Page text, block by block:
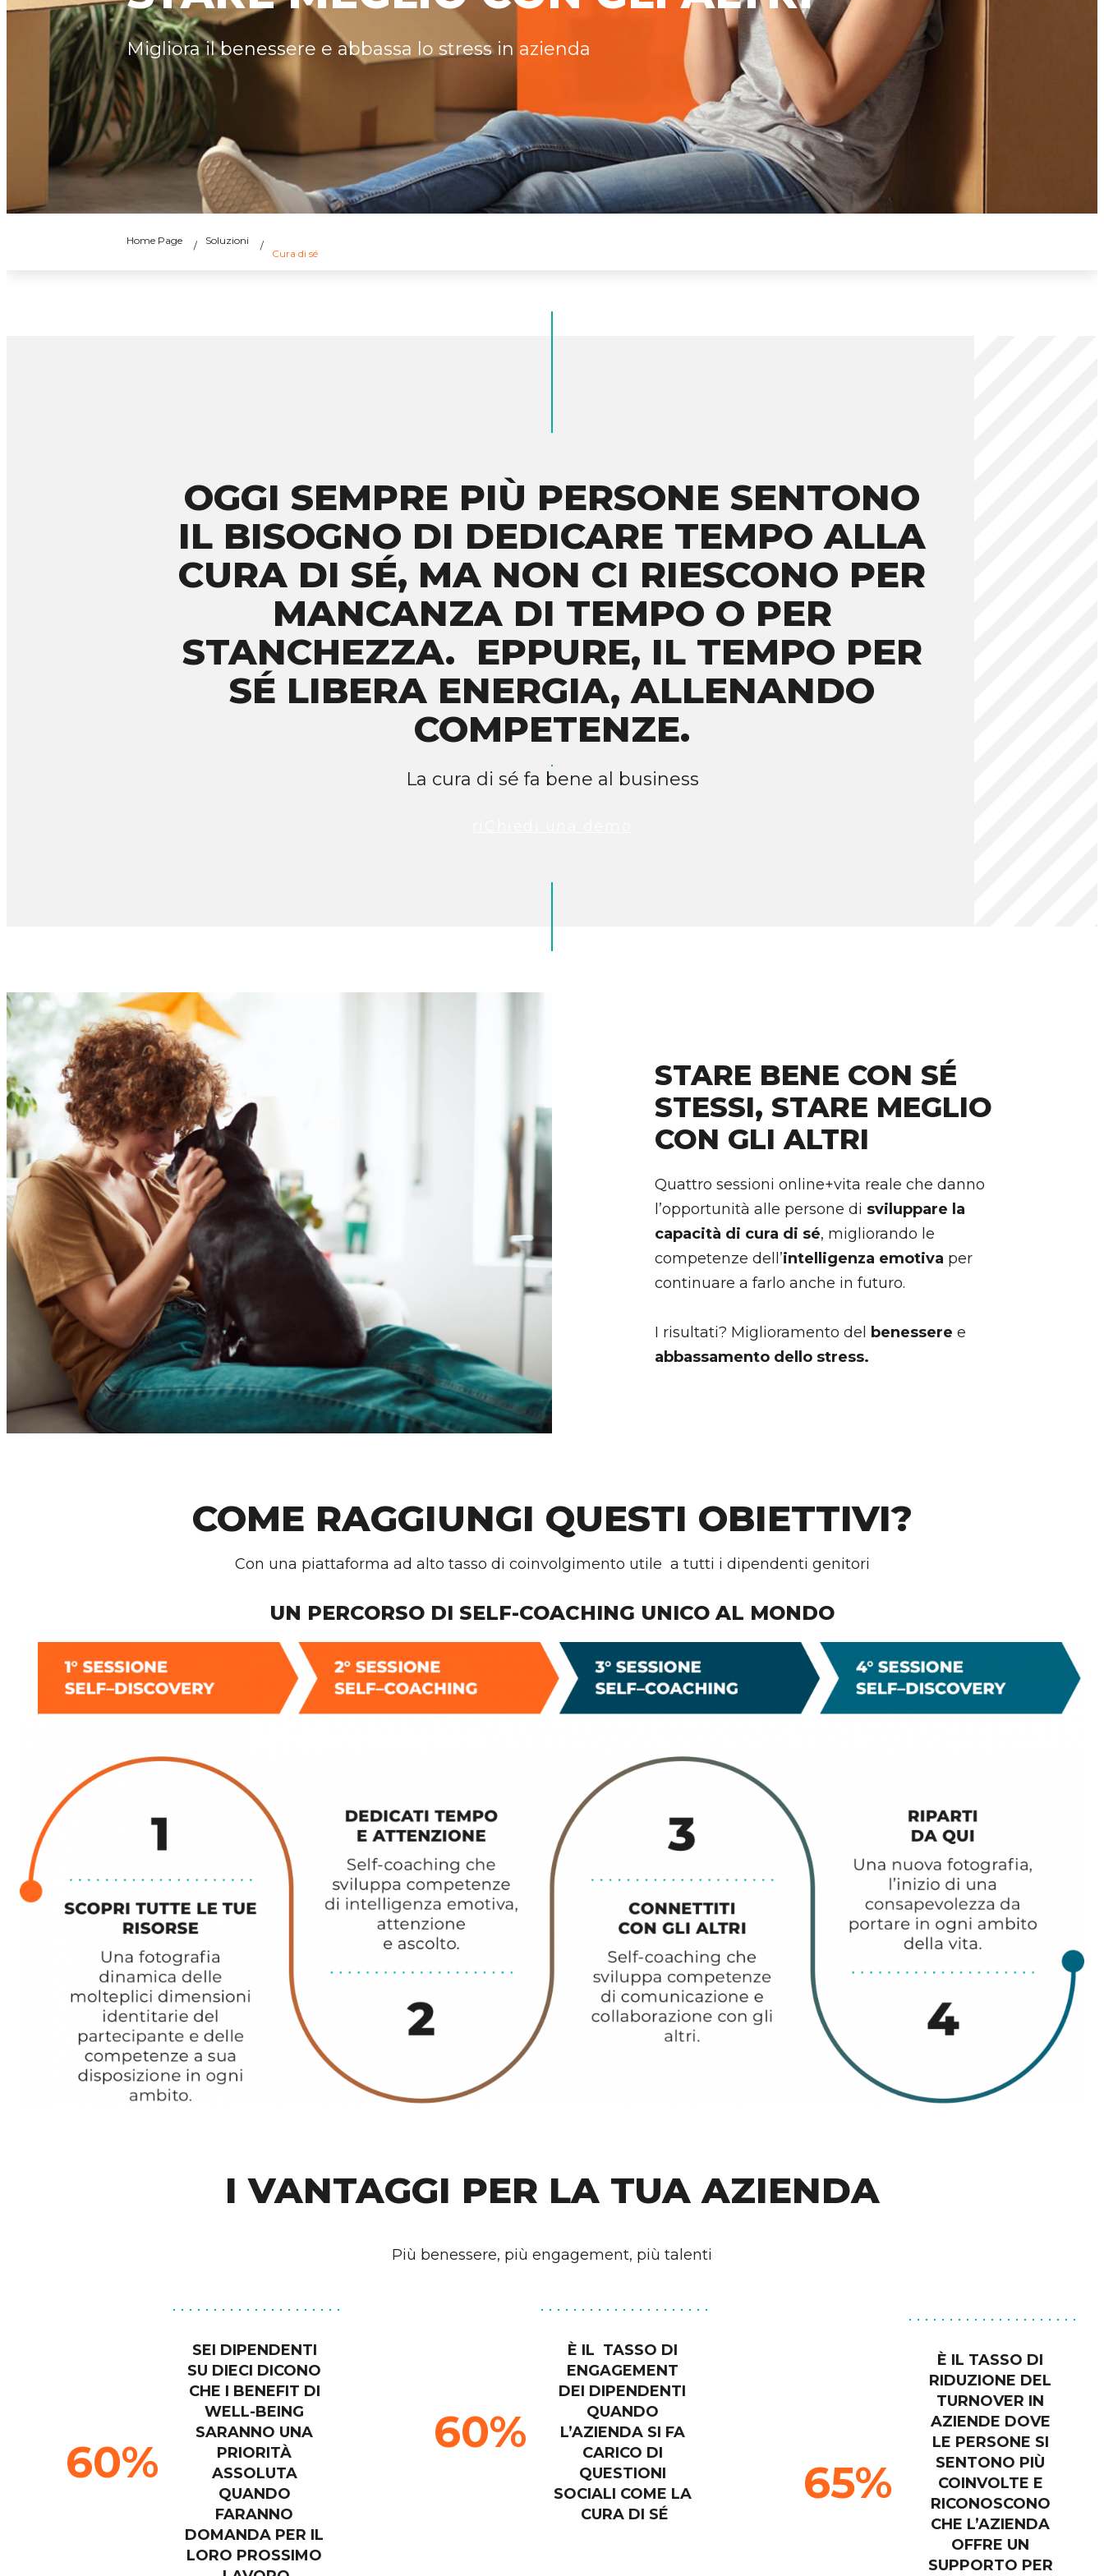
Migliora il benessere e abbassa lo stress in azienda
Home Page
Soluzioni
Cura di sé
OGGI SEMPRE PIÙ PERSONE SENTONO
IL BISOGNO DI DEDICARE TEMPO ALLA
CURA DI SÉ, MA NON CI RIESCONO PER
MANCANZA DI TEMPO O PER
STANCHEZZA. EPPURE, IL TEMPO PER
SÉ LIBERA ENERGIA, ALLENANDO
COMPETENZE.
La cura di sé fa bene al business
STARE BENE CON SÉ
STESSI, STARE MEGLIO
CON GLI ALTRI
Quattro sessioni online+vita reale che danno
l’opportunità alle persone di sviluppare la
capacità di cura di sé, migliorando le
competenze dell’intelligenza emotiva per
continuare a farlo anche in futuro.
I risultati? Miglioramento del benessere e
abbassamento dello stress.
COME RAGGIUNGI QUESTI OBIETTIVI?
Con una piattaforma ad alto tasso di coinvolgimento utile a tutti i dipendenti genitori
UN PERCORSO DI SELF-COACHING UNICO AL MONDO
I VANTAGGI PER LA TUA AZIENDA
Più benessere, più engagement, più talenti
60
SEI DIPENDENTI
SU DIECI DICONO
CHE I BENEFIT DI
WELL-BEING
SARANNO UNA
PRIORITÀ
ASSOLUTA
QUANDO
FARANNO
DOMANDA PER IL
LORO PROSSIMO
60
È IL  TASSO DI
ENGAGEMENT
DEI DIPENDENTI
QUANDO
L’AZIENDA SI FA
CARICO DI
QUESTIONI
SOCIALI COME LA
CURA DI SÉ
65
È IL TASSO DI
RIDUZIONE DEL
TURNOVER IN
AZIENDE DOVE
LE PERSONE SI
SENTONO PIÙ
COINVOLTE E
RICONOSCONO
CHE L’AZIENDA
OFFRE UN
SUPPORTO PER